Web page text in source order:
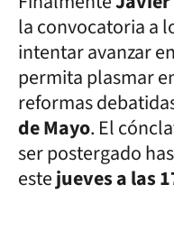
la convocatoria a
intentar avanzar
permita plasmar
reformas
de Mayo. El
ser postergado
estejueves a las